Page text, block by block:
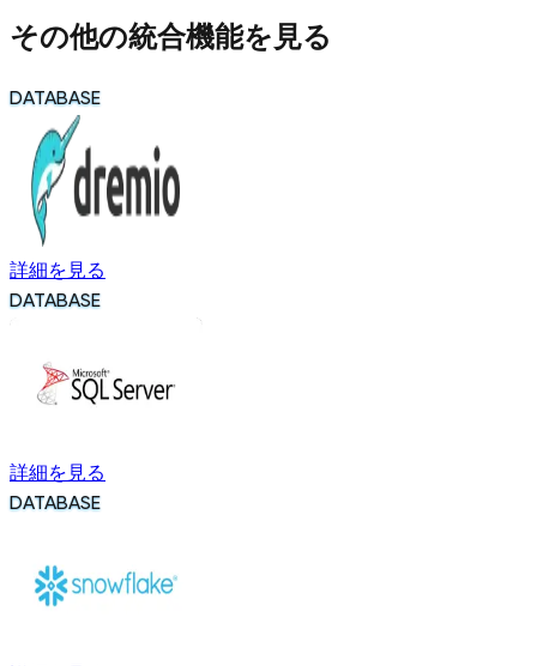
その他の統合機能を見る
DATABASE
詳細を見る
DATABASE
詳細を見る
DATABASE